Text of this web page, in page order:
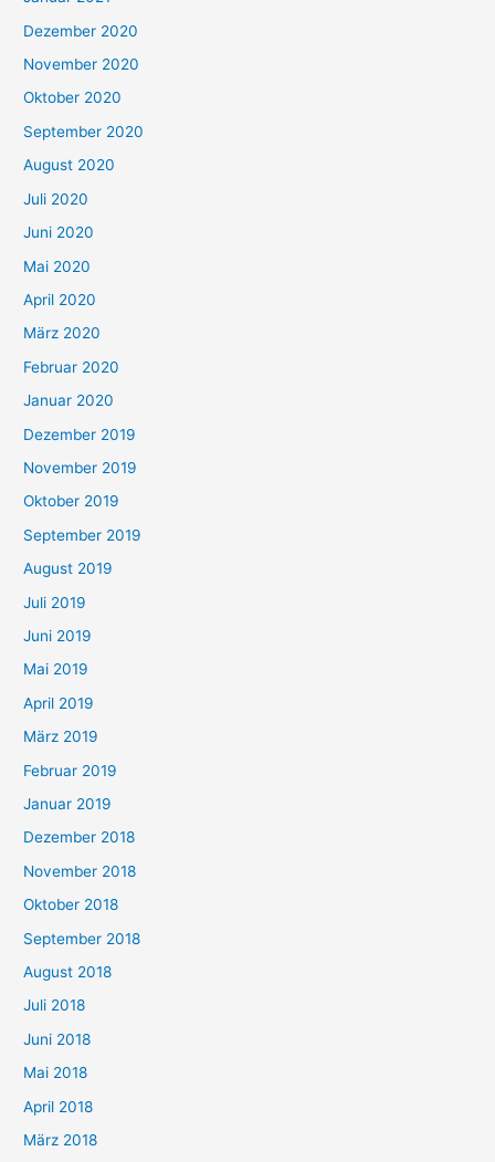
Dezember 2020
November 2020
Oktober 2020
September 2020
August 2020
Juli 2020
Juni 2020
Mai 2020
April 2020
März 2020
Februar 2020
Januar 2020
Dezember 2019
November 2019
Oktober 2019
September 2019
August 2019
Juli 2019
Juni 2019
Mai 2019
April 2019
März 2019
Februar 2019
Januar 2019
Dezember 2018
November 2018
Oktober 2018
September 2018
August 2018
Juli 2018
Juni 2018
Mai 2018
April 2018
März 2018